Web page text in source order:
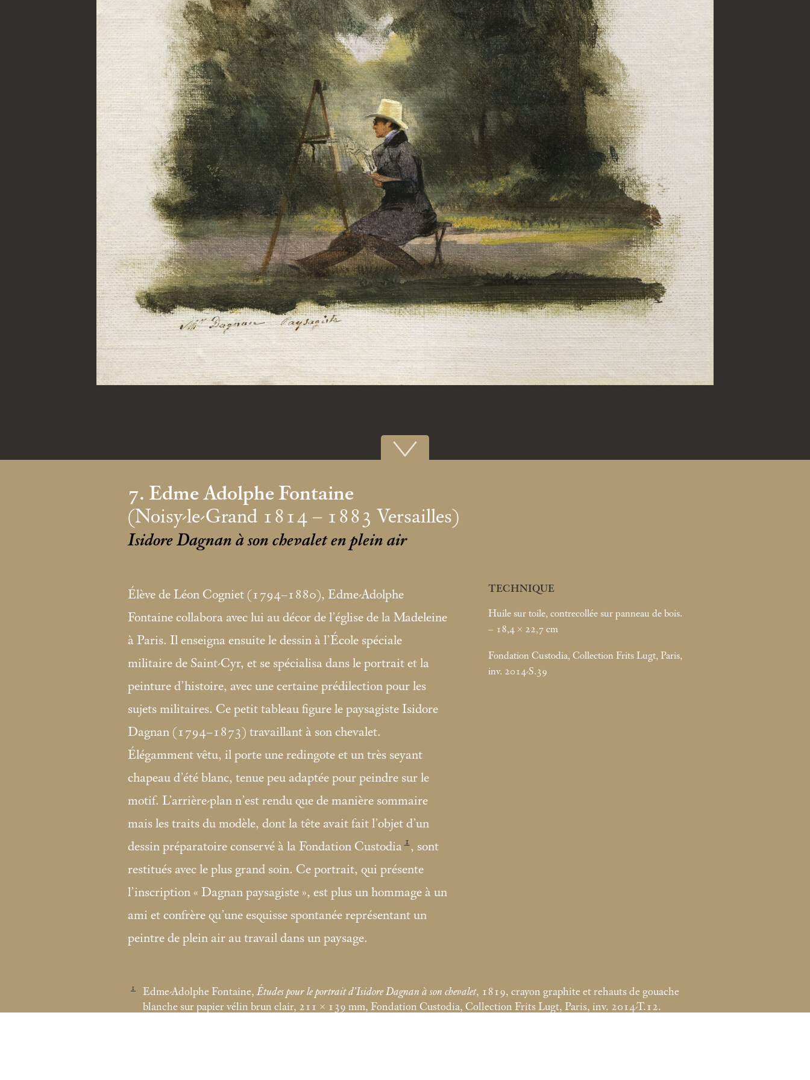
7. Edme Adolphe Fontaine
(Noisy-le-Grand 1814 – 1883 Versailles)
Isidore Dagnan à son chevalet en plein air
Élève de Léon Cogniet (1794–1880), Edme-Adolphe
Fontaine collabora avec lui au décor de l’église de la Madeleine
à Paris. Il enseigna ensuite le dessin à l’École spéciale
militaire de Saint-Cyr, et se spécialisa dans le portrait et la
peinture d’histoire, avec une certaine prédilection pour les
sujets militaires. Ce petit tableau figure le paysagiste Isidore
Dagnan (1794–1873) travaillant à son chevalet.
Élégamment vêtu, il porte une redingote et un très seyant
chapeau d’été blanc, tenue peu adaptée pour peindre sur le
motif. L’arrière-plan n’est rendu que de manière sommaire
mais les traits du modèle, dont la tête avait fait l’objet d’un
dessin préparatoire conservé à la Fondation Custodia 1 , sont
restitués avec le plus grand soin. Ce portrait, qui présente
l’inscription « Dagnan paysagiste », est plus un hommage à un
ami et confrère qu’une esquisse spontanée représentant un
peintre de plein air au travail dans un paysage.
TECHNIQUE
Huile sur toile, contrecollée sur panneau de bois.
– 18,4 × 22,7 cm
Fondation Custodia, Collection Frits Lugt, Paris,
inv. 2014-S.39
1 Edme-Adolphe Fontaine, Études pour le portrait d’Isidore Dagnan à son chevalet, 1819, crayon graphite et rehauts de gouache
blanche sur papier vélin brun clair, 211 × 139 mm, Fondation Custodia, Collection Frits Lugt, Paris, inv. 2014-T.12.